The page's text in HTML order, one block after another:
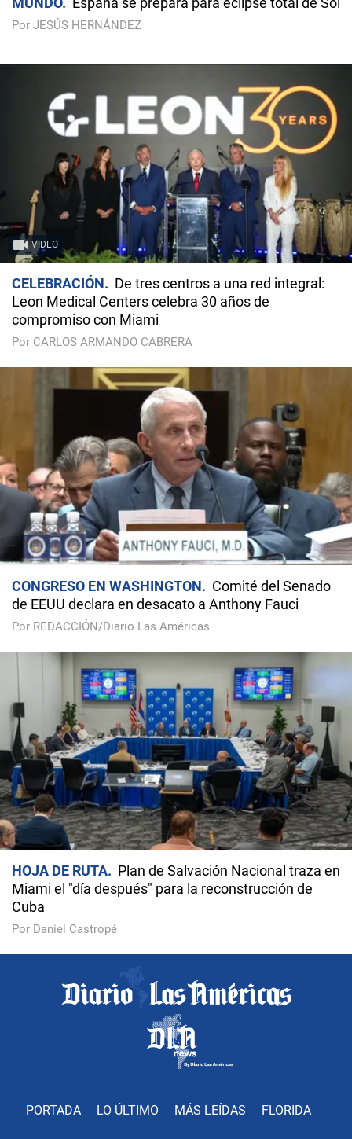
Por JESÚS HERNÁNDEZ
VIDEO
CELEBRACIÓN
De tres centros a una red integral:
Leon Medical Centers celebra 30 años de
compromiso con Miami
Por CARLOS ARMANDO CABRERA
CONGRESO EN WASHINGTON
Comité del Senado
de EEUU declara en desacato a Anthony Fauci
Por REDACCIÓN/Diario Las Américas
HOJA DE RUTA
Plan de Salvación Nacional traza en
Miami el "día después" para la reconstrucción de
Cuba
Por Daniel Castropé
PORTADA LO ÚLTIMO MÁS LEÍDAS FLORIDA